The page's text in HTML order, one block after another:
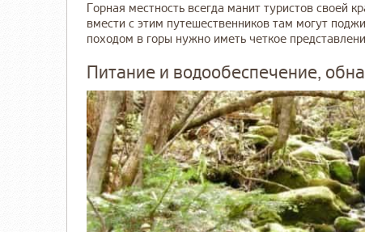
Горная местность всегда манит туристов своей
вмести с этим путешественников там могут
походом в горы нужно иметь четкое
Питание и водообеспечение,